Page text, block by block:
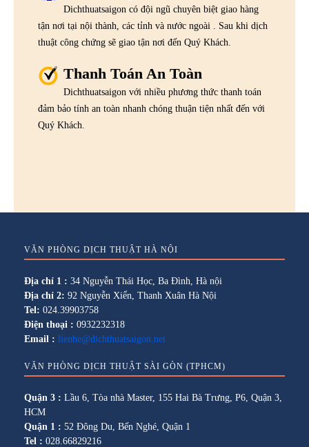
Dichthuatsaigon có đội ngũ chuyên biệt giao hàng
tận nơi tại nội thành, các tỉnh và nước ngoài . Sau khi dịch
thuật công chứng sẽ giao tận nơi đến Quý Khách.
Thanh Toán An Toàn
Dichthuatsaigon với nhiều phương thức thanh toán
đảm bảo tính an toàn nhanh chóng thuận tiện nhất đến với
Quý Khách.
VĂN PHÒNG DỊCH THUẬT HÀ NỘI
Địa chỉ 1 : 34 Nguyễn Thái Học, Ba Đình, Hà nội
Địa chỉ 2: 92 Nguyễn Xiển, Thanh Xuân Hà Nội
Tel: 024.39903758
Điện thoại : 0932232318
Email : lienhe@dichthuatsaigon.net
VĂN PHÒNG DỊCH THUẬT SÀI GÒN (TPHCM)
Quận 3 : Lầu 6, Tòa nhà Master, 155 Hai Bà Trưng, P6, Quận 3,
HCM
Quận 1 : 52 Đông Du, Bến Nghé, Quận 1
Tel : 028.66829216